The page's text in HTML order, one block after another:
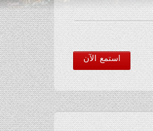
استمع الآن